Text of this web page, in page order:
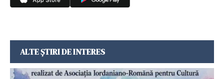
ALTE ȘTIRI DE INTERES